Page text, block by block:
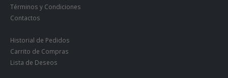
Términos y Condiciones
Contactos
Historial de Pedidos
Carrito de Compras
Lista de Deseos